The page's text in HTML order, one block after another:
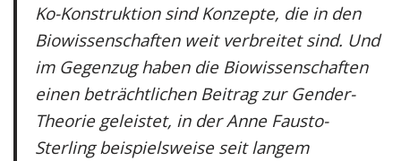
Ko-Konstruktion sind Konzepte, die in den
Biowissenschaften weit verbreitet sind. Und
im Gegenzug haben die Biowissenschaften
einen beträchtlichen Beitrag zur Gender-
Theorie geleistet, in der Anne Fausto-
Sterling beispielsweise seit langem